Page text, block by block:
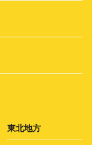
東北地方